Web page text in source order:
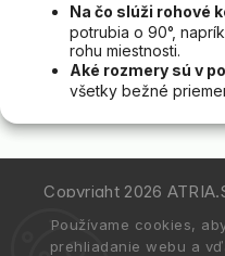
Používame cookies,
prehliadanie webu a
Na čo slúži rohové
potrubia o 90°,
rohu miestnosti.
Aké rozmery sú v
všetky bežné
Copyright 2026
Vytvořil Shoptet